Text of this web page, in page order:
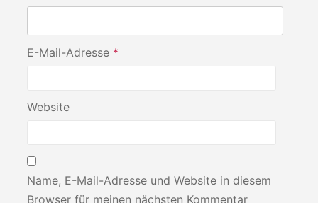
E-Mail-Adresse *
Website
Name, E-Mail-Adresse und Website in diesem
Browser für meinen nächsten Kommentar